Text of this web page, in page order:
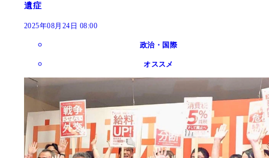
遺症
2025年08月24日 08:00
政治・国際
オススメ